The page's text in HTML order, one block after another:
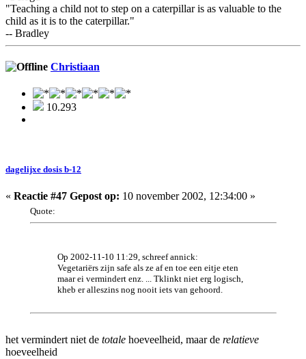
"Teaching a child not to step on a caterpillar is as valuable to the
child as it is to the caterpillar."
-- Bradley
Christiaan
10.293
dagelijxe dosis b-12
« Reactie #47 Gepost op: 10 november 2002, 12:34:00 »
Quote:
Op 2002-11-10 11:29, schreef annick:
Vegetariërs zijn safe als ze af en toe een eitje eten
maar ei vermindert enz. ... Tklinkt niet erg logisch,
kheb er alleszins nog nooit iets van gehoord.
het vermindert niet de totale hoeveelheid, maar de relatieve
hoeveelheid